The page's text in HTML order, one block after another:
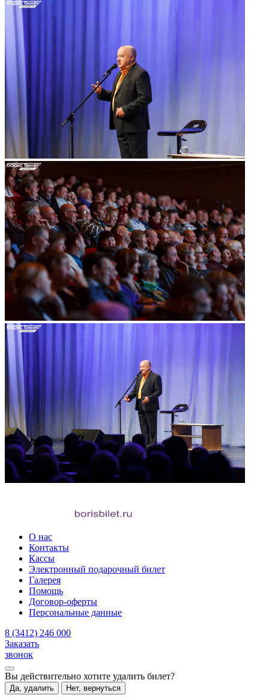
О нас
Контакты
Кассы
Электронный подарочный билет
Галерея
Помощь
Договор-оферты
Персональные данные
8 (3412) 246 000
Заказать
звонок
Вы действительно хотите удалить билет?
Да, удалить Нет, вернуться